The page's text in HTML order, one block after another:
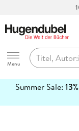
Hugendubel
Menu
Summer Sale:
erfahren